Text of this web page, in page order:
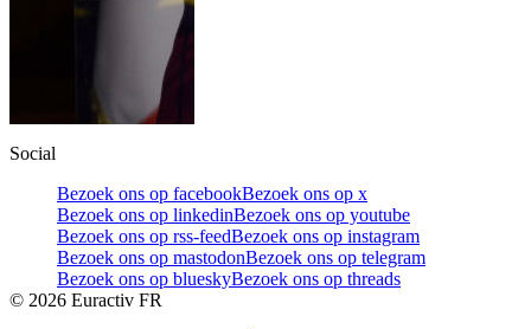
Social
Bezoek ons op facebookBezoek ons op x
Bezoek ons op linkedinBezoek ons op youtube
Bezoek ons op rss-feedBezoek ons op instagram
Bezoek ons op mastodonBezoek ons op telegram
Bezoek ons op blueskyBezoek ons op threads
© 2026 Euractiv FR